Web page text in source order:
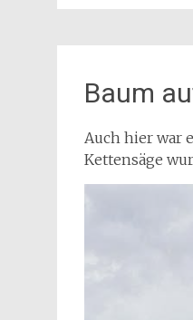
Baum
Auch hier war
Kettensäge